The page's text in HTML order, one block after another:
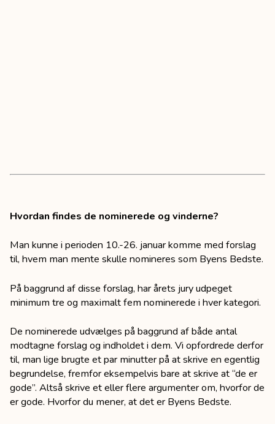
Hvordan findes de nominerede og vinderne?
Man kunne i perioden 10.-26. januar komme med forslag
til, hvem man mente skulle nomineres som Byens Bedste.
På baggrund af disse forslag, har årets jury udpeget
minimum tre og maximalt fem nominerede i hver kategori.
De nominerede udvælges på baggrund af både antal
modtagne forslag og indholdet i dem. Vi opfordrede derfor
til, man lige brugte et par minutter på at skrive en egentlig
begrundelse, fremfor eksempelvis bare at skrive at “de er
gode”. Altså skrive et eller flere argumenter om, hvorfor de
er gode. Hvorfor du mener, at det er Byens Bedste.